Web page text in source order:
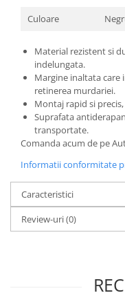
Culoare
Material rezistent si
indelungata.
Margine inaltata care
retinerea murdariei.
Montaj rapid si
Suprafata
transportate.
Comanda acum de pe
Informatii conformitate
Caracteristici
Review-uri(0)